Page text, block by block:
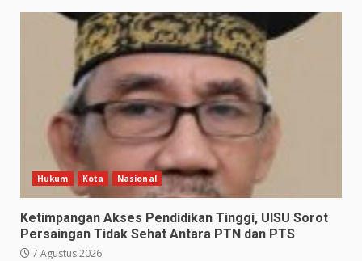
Hukum Kota Nasional
Ketimpangan Akses Pendidikan Tinggi, UISU Sorot
Persaingan Tidak Sehat Antara PTN dan PTS
7 Agustus 2026